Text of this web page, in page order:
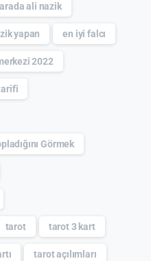
ali nazik
yapan en iyi falcı
2022
Görmek
tarot tarot 3 kart
tarot açılımları